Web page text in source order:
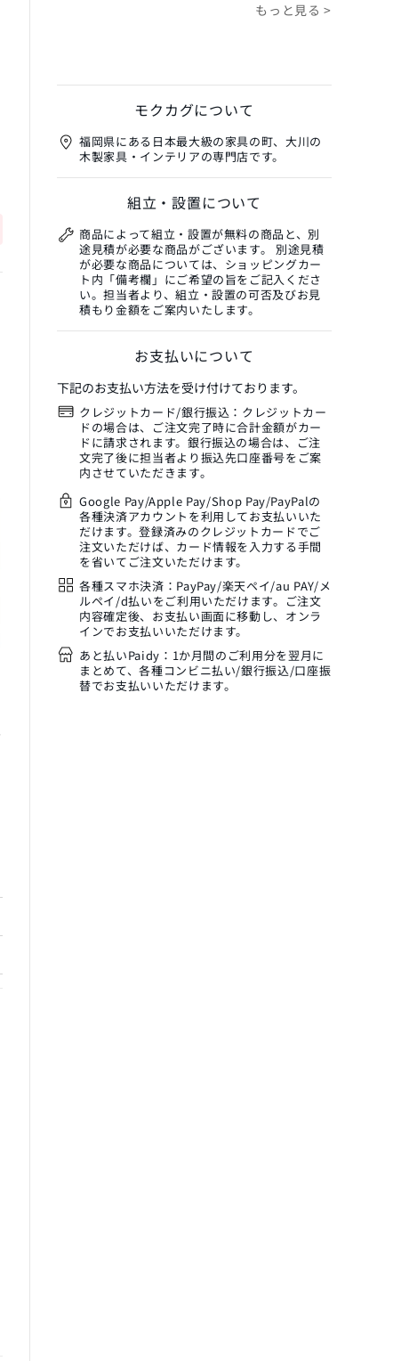
もっと見る >
モクカグについて
福岡県にある日本最大級の家具の町、大川の
木製家具・インテリアの専門店です。
組立・設置について
商品によって組立・設置が無料の商品と、別
途見積が必要な商品がございます。 別途見積
が必要な商品については、ショッピングカー
ト内「備考欄」にご希望の旨をご記入くださ
い。担当者より、組立・設置の可否及びお見
積もり金額をご案内いたします。
お支払いについて
下記のお支払い方法を受け付けております。
クレジットカード/銀行振込：クレジットカー
ドの場合は、ご注文完了時に合計金額がカー
ドに請求されます。銀行振込の場合は、ご注
文完了後に担当者より振込先口座番号をご案
内させていただきます。
Google Pay/Apple Pay/Shop Pay/PayPalの
各種決済アカウントを利用してお支払いいた
だけます。登録済みのクレジットカードでご
注文いただけば、カード情報を入力する手間
を省いてご注文いただけます。
各種スマホ決済：PayPay/楽天ペイ/au PAY/メ
ルペイ/d払いをご利用いただけます。ご注文
内容確定後、お支払い画面に移動し、オンラ
インでお支払いいただけます。
あと払いPaidy：1か月間のご利用分を翌月に
まとめて、各種コンビニ払い/銀行振込/口座振
替でお支払いいただけます。